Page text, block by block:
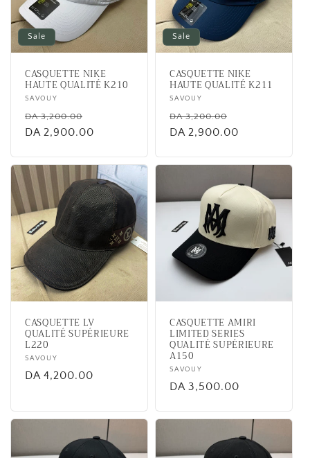
Sale
CASQUETTE NIKE
HAUTE QUALITÉ K210
Vendor:
SAVOUY
Regular
price
DA 3,200.00
price
DA 2,900.00
Sale
CASQUETTE NIKE
HAUTE QUALITÉ K211
Vendor:
SAVOUY
Regular
price
DA 3,200.00
price
DA 2,900.00
CASQUETTE LV
QUALITÉ SUPÉRIEURE
L220
Vendor:
SAVOUY
Regular
DA 4,200.00
CASQUETTE AMIRI
LIMITED SERIES
QUALITÉ SUPÉRIEURE
A150
Vendor:
SAVOUY
Regular
DA 3,500.00